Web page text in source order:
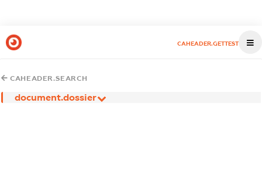
CAHEADER.GETTEST
CAHEADER.SEARCH
document.dossier